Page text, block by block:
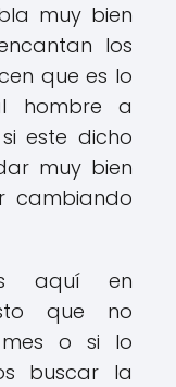
muy bien
los
que es lo
hombre a
este dicho
muy bien
cambiando
aquí en
que no
o si lo
buscar la